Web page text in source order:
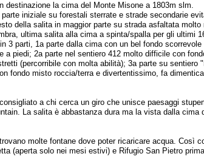
destinazione la cima del Monte Misone a 1803m slm.
parte iniziale su forestali sterrate e strade secondarie
della salita in maggior parte su strada asfaltata molto
ultima salita alla cima a spinta/spalla per gli ultimi
3 parti, 1a parte dalla cima con un bel fondo
a piedi; 2a parte nel sentiero 412 molto difficile con
(percorribile con molta abilità); 3a parte su sentiero
fondo misto roccia/terra e divertentissimo, fa
a chi cerca un giro che unisce paesaggi
La salita è abbastanza dura ma la vista dalla cima
molte fontane dove poter ricaricare acqua. Così
(aperta solo nei mesi estivi) e Rifugio San Pietro